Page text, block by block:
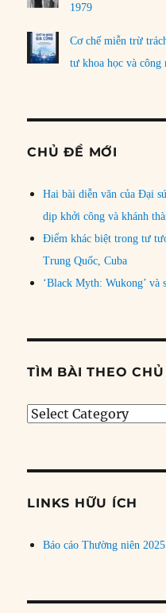
1979
Cơ chế miễn trừ
tư khoa học và công
CHỦ ĐỀ MỚI
Hai bài diễn văn của Đại
dịp khởi công và khánh
Điểm khác biệt trong tư
Trung Quốc, Cuba
‘Black Myth: Wukong’ và
TÌM BÀI THEO
Tìm
đề
LINKS HỮU ÍCH
Báo cáo Thường niên